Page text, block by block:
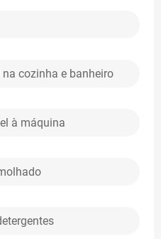
cozinha e banheiro
à máquina